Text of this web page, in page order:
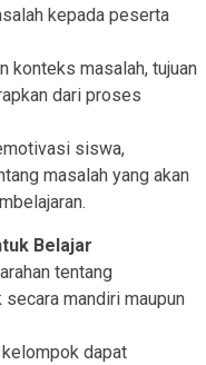
kepada peserta
konteks masalah, tujuan
dari proses
siswa,
masalah yang akan
Belajar
tentang
mandiri maupun
dapat